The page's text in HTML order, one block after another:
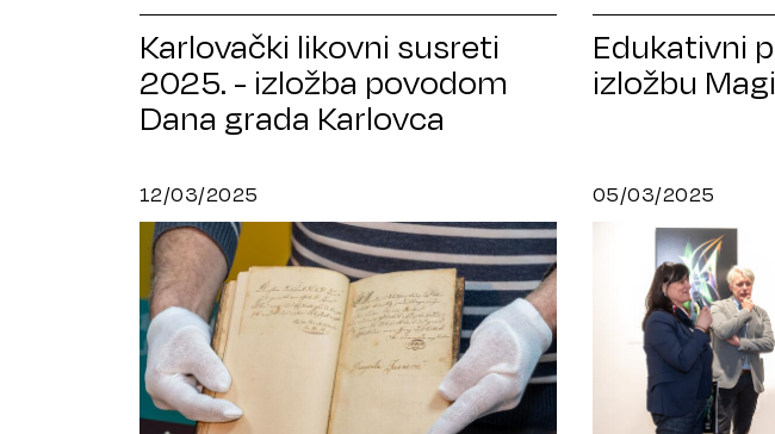
Karlovački likovni susreti
2025. - izložba povodom
Dana grada Karlovca
Edukativni
izložbu
12/03/2025 05/03/2025